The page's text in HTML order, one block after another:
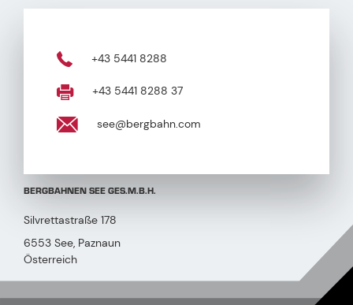
+43 5441 8288
+43 5441 8288 37
see@bergbahn.com
BERGBAHNEN SEE GES.M.B.H.
Silvrettastraße 178
6553 See, Paznaun
Österreich